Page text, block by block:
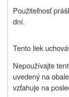
Použiteľnosť
dní.
Tento liek
Nepoužívajte
uvedený na
vzťahuje na